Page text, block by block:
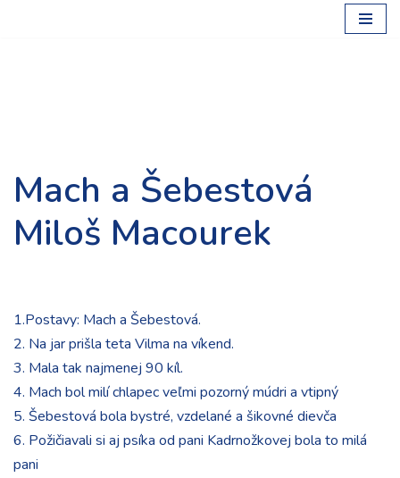
Mach a Šebestová
Miloš Macourek
1.Postavy: Mach a Šebestová.
2. Na jar prišla teta Vilma na víkend.
3. Mala tak najmenej 90 kíl.
4. Mach bol milí chlapec veľmi pozorný múdri a vtipný
5. Šebestová bola bystré, vzdelané a šikovné dievča
6. Požičiavali si aj psíka od pani Kadrnožkovej bola to milá
pani